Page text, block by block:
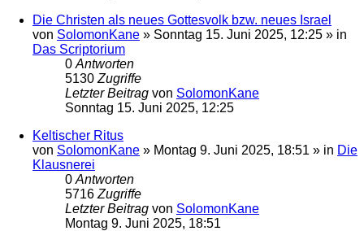
Die Christen als neues Gottesvolk bzw. neues Israel
von SolomonKane » Sonntag 15. Juni 2025, 12:25 » in
Das Scriptorium
0 Antworten
5130 Zugriffe
Letzter Beitrag von SolomonKane
Sonntag 15. Juni 2025, 12:25
Keltischer Ritus
von SolomonKane » Montag 9. Juni 2025, 18:51 » in Die
Klausnerei
0 Antworten
5716 Zugriffe
Letzter Beitrag von SolomonKane
Montag 9. Juni 2025, 18:51